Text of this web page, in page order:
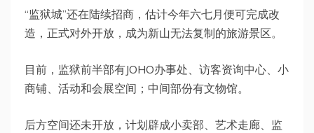
“监狱城”还在陆续招商，估计今年六七月便可完成改
造，正式对外开放，成为新山无法复制的旅游景区。
目前，监狱前半部有JOHO办事处、访客资询中心、小
商铺、活动和会展空间；中间部份有文物馆。
后方空间还未开放，计划辟成小卖部、艺术走廊、监